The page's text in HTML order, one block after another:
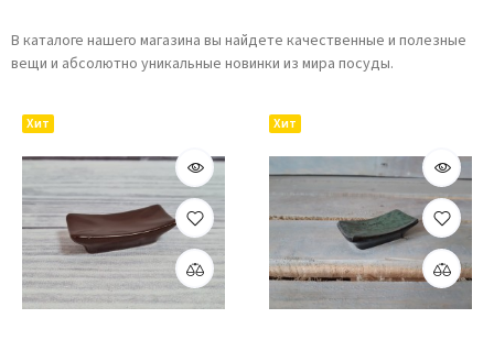
В каталоге нашего магазина вы найдете качественные и полезные
вещи и абсолютно уникальные новинки из мира посуды.
Хит Хит